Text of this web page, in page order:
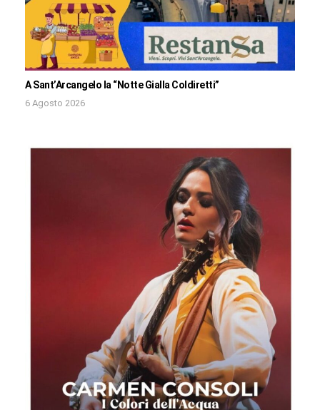
A Sant’Arcangelo la “Notte Gialla Coldiretti”
6 Agosto 2026